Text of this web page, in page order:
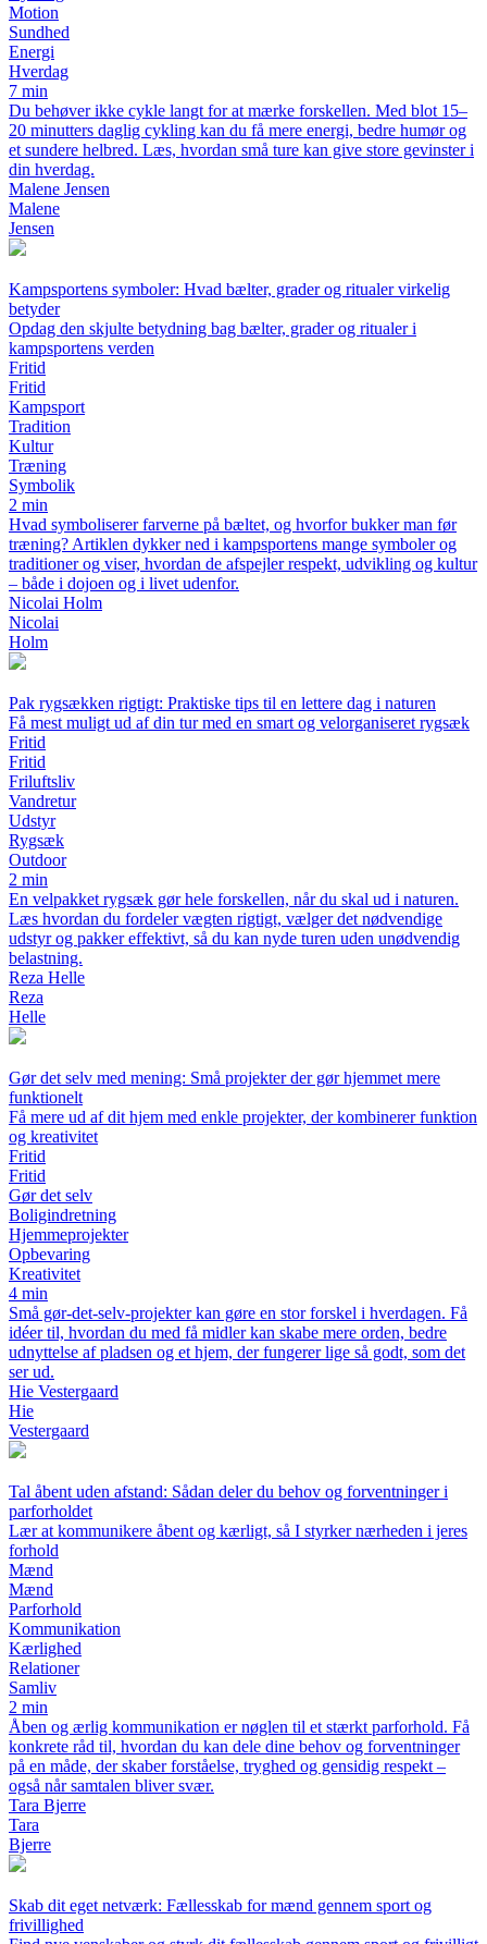
Motion
Sundhed
Energi
Hverdag
7 min
Du behøver ikke cykle langt for at mærke forskellen. Med blot 15–
20 minutters daglig cykling kan du få mere energi, bedre humør og
et sundere helbred. Læs, hvordan små ture kan give store gevinster i
din hverdag.
Malene Jensen
Malene
Jensen
Kampsportens symboler: Hvad bælter, grader og ritualer virkelig
betyder
Opdag den skjulte betydning bag bælter, grader og ritualer i
kampsportens verden
Fritid
Fritid
Kampsport
Tradition
Kultur
Træning
Symbolik
2 min
Hvad symboliserer farverne på bæltet, og hvorfor bukker man før
træning? Artiklen dykker ned i kampsportens mange symboler og
traditioner og viser, hvordan de afspejler respekt, udvikling og kultur
– både i dojoen og i livet udenfor.
Nicolai Holm
Nicolai
Holm
Pak rygsækken rigtigt: Praktiske tips til en lettere dag i naturen
Få mest muligt ud af din tur med en smart og velorganiseret rygsæk
Fritid
Fritid
Friluftsliv
Vandretur
Udstyr
Rygsæk
Outdoor
2 min
En velpakket rygsæk gør hele forskellen, når du skal ud i naturen.
Læs hvordan du fordeler vægten rigtigt, vælger det nødvendige
udstyr og pakker effektivt, så du kan nyde turen uden unødvendig
belastning.
Reza Helle
Reza
Helle
Gør det selv med mening: Små projekter der gør hjemmet mere
funktionelt
Få mere ud af dit hjem med enkle projekter, der kombinerer funktion
og kreativitet
Fritid
Fritid
Gør det selv
Boligindretning
Hjemmeprojekter
Opbevaring
Kreativitet
4 min
Små gør-det-selv-projekter kan gøre en stor forskel i hverdagen. Få
idéer til, hvordan du med få midler kan skabe mere orden, bedre
udnyttelse af pladsen og et hjem, der fungerer lige så godt, som det
ser ud.
Hie Vestergaard
Hie
Vestergaard
Tal åbent uden afstand: Sådan deler du behov og forventninger i
parforholdet
Lær at kommunikere åbent og kærligt, så I styrker nærheden i jeres
forhold
Mænd
Mænd
Parforhold
Kommunikation
Kærlighed
Relationer
Samliv
2 min
Åben og ærlig kommunikation er nøglen til et stærkt parforhold. Få
konkrete råd til, hvordan du kan dele dine behov og forventninger
på en måde, der skaber forståelse, tryghed og gensidig respekt –
også når samtalen bliver svær.
Tara Bjerre
Tara
Bjerre
Skab dit eget netværk: Fællesskab for mænd gennem sport og
frivillighed